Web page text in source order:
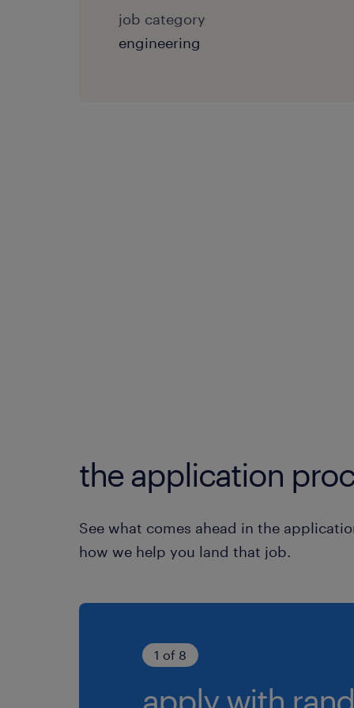
job category
engineering
the application
See what comes ahead in the
how we help you land that job.
1 of 8
apply with